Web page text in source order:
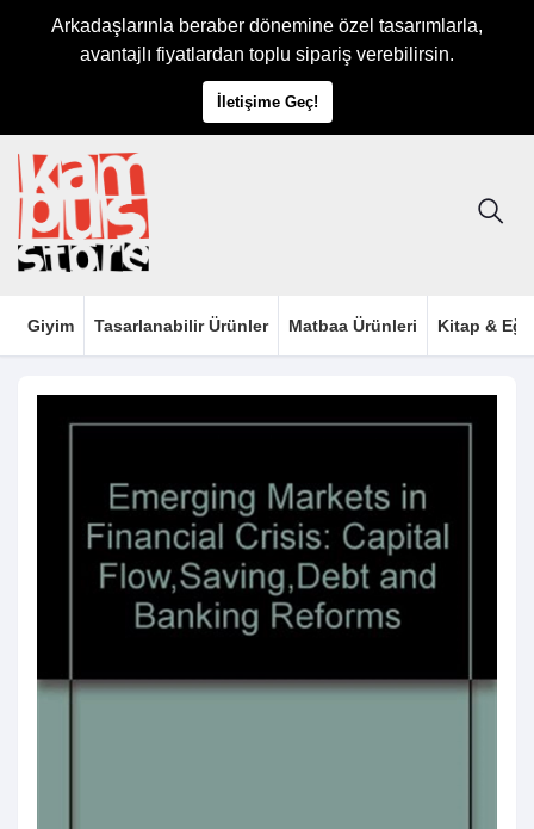
Arkadaşlarınla beraber dönemine özel tasarımlarla,
avantajlı fiyatlardan toplu sipariş verebilirsin.
İletişime Geç!
Giyim Tasarlanabilir Ürünler Matbaa Ürünleri Kitap &